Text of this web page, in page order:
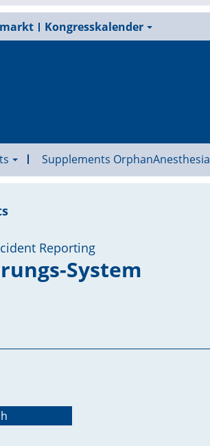
Kongresskalender
Supplements OrphanAnesthesia
Reporting
System